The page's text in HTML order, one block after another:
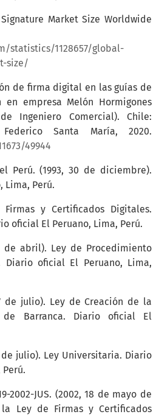
Market Size Worldwide
statistics/1128657/global-
size/
de firma digital en las guías de
en empresa Melón Hormigones
Ingeniero Comercial). Chile:
Santa María, 2020.
49944
Perú. (1993, 30 de diciembre).
Lima, Perú.
y Certificados Digitales.
oficial El Peruano, Lima, Perú.
de abril). Ley de Procedimiento
Diario oficial El Peruano, Lima,
de julio). Ley de Creación de la
de Barranca. Diario oficial El
de julio). Ley Universitaria. Diario
2002-JUS. (2002, 18 de mayo de
Ley de Firmas y Certificados